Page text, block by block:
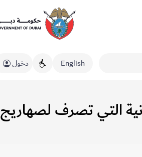
English دخول
الإلكترونية التي تصرف لصهاريج